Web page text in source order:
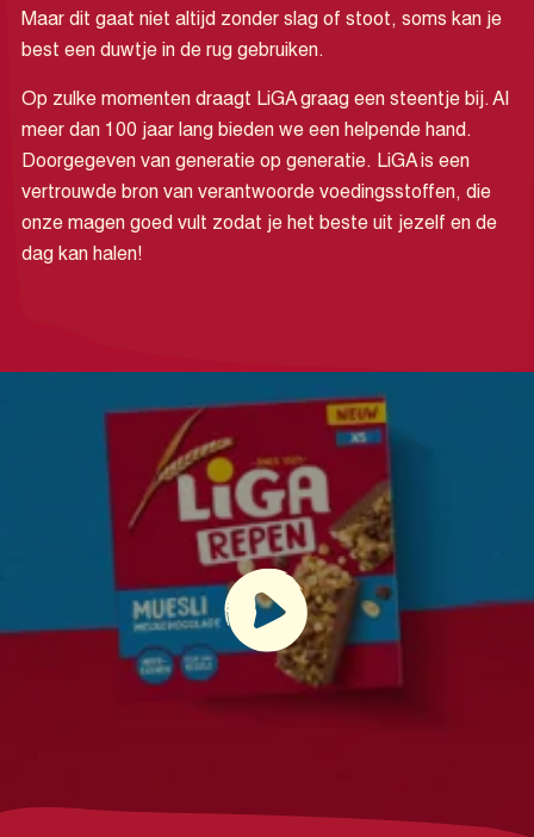
Maar dit gaat niet altijd zonder slag of stoot, soms kan je
best een duwtje in de rug gebruiken.
Op zulke momenten draagt LiGA graag een steentje bij.Al
meer dan 100 jaarlang bieden we een helpende hand.
Doorgegeven van generatie op generatie. LiGA is een
vertrouwde bron van verantwoorde voedingsstoffen, die
onze magen goed vult zodat je het beste uit jezelf en de
dag kan halen!